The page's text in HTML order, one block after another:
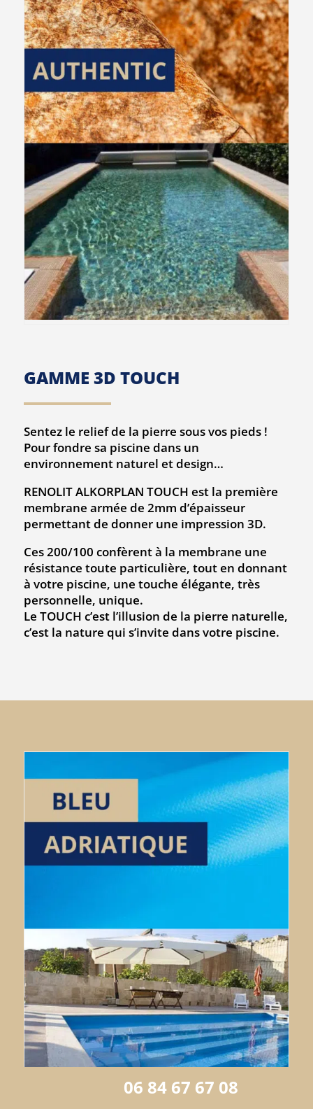
GAMME 3D TOUCH
Sentez le relief de la pierre sous vos pieds !
Pour fondre sa piscine dans un
environnement naturel et design…
RENOLIT ALKORPLAN TOUCH est la première
membrane armée de 2mm d’épaisseur
permettant de donner une impression 3D.
Ces 200/100 confèrent à la membrane une
résistance toute particulière, tout en donnant
à votre piscine, une touche élégante, très
personnelle, unique.
Le TOUCH c’est l’illusion de la pierre naturelle,
c’est la nature qui s’invite dans votre piscine.
06 84 67 67 08